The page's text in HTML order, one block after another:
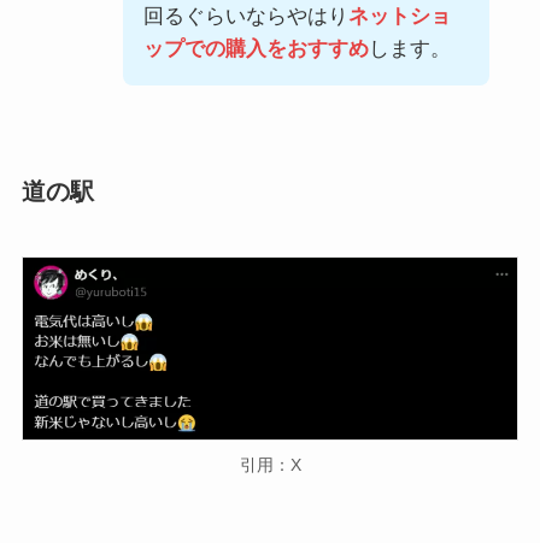
回るぐらいならやはり ネットショ
ップでの購入をおすすめします。
道の駅
引用：X